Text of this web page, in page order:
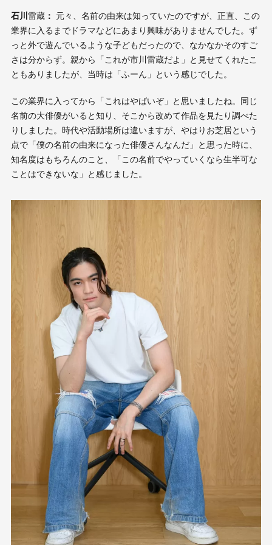
石川 雷蔵：
元々、名前の由来は知っていたのですが、正直、この
業界に入るまでドラマなどにあまり興味がありませんでした。ず
っと外で遊んでいるような子どもだったので、なかなかそのすご
さは分からず。親から「これが市川雷蔵だよ」と見せてくれたこ
ともありましたが、当時は「ふーん」という感じでした。
この業界に入ってから「これはやばいぞ」と思いましたね。同じ
名前の大俳優がいると知り、そこから改めて作品を見たり調べた
りしました。時代や活動場所は違いますが、やはりお芝居という
点で「僕の名前の由来になった俳優さんなんだ」と思った時に、
知名度はもちろんのこと、「この名前でやっていくなら生半可な
ことはできないな」と感じました。